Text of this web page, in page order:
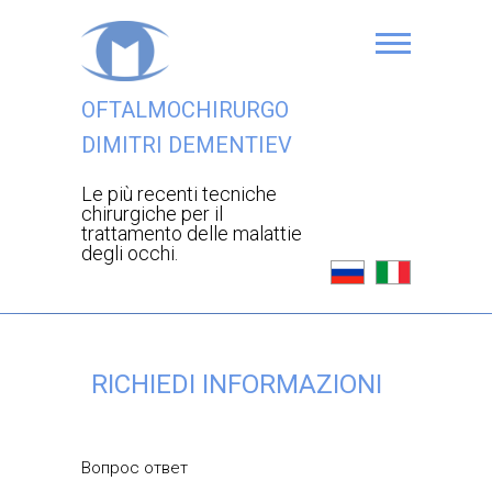
OFTALMOCHIRURGO
DIMITRI DEMENTIEV
Le più recenti tecniche
chirurgiche per il
trattamento delle malattie
degli occhi.
RICHIEDI INFORMAZIONI
Вопрос ответ